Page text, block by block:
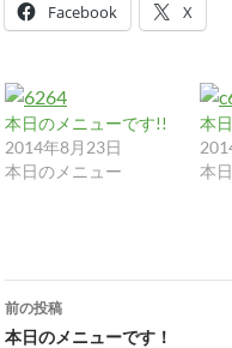
Facebook X
本日のメニューです!!
2014年8月23日
本日のメニュー
本
本
投
前の投稿
本日のメニューです！